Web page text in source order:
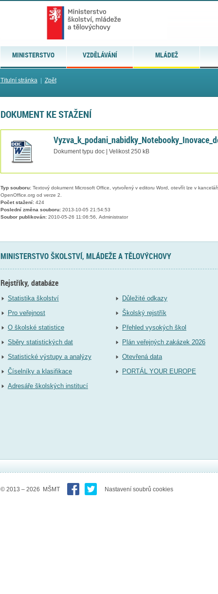
MINISTERSTVO VZDĚLÁVÁNÍ MLÁDEŽ
Titulní stránka| Zpět
DOKUMENT KE STAŽENÍ
Dokument typu doc | Velikost 250 kB
Typ souboru:Textový dokument Microsoft Office, vytvořený v editoru Word, otevřít lze v
OpenOffice.org od verze 2.
Počet stažení:424
Poslední změna souboru:2013-10-05 21:54:53
Soubor publikován:2010-05-26 11:06:56, Administrator
MINISTERSTVO ŠKOLSTVÍ, MLÁDEŽE A TĚLOVÝCHOVY
Rejstříky, databáze
Statistika školství
Pro veřejnost
O školské statistice
Sběry statistických dat
Statistické výstupy a analýzy
Číselníky a klasifikace
Adresáře školských institucí
Důležité odkazy
Školský rejstřík
Přehled vysokých škol
Plán veřejných zakázek 2026
Otevřená data
PORTÁL YOUR EUROPE
© 2013 – 2026 MŠMT Nastavení soubrů cookies